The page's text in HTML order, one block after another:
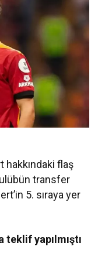
hakkındaki flaş
transfer
5. sıraya yer
teklif yapılmıştı